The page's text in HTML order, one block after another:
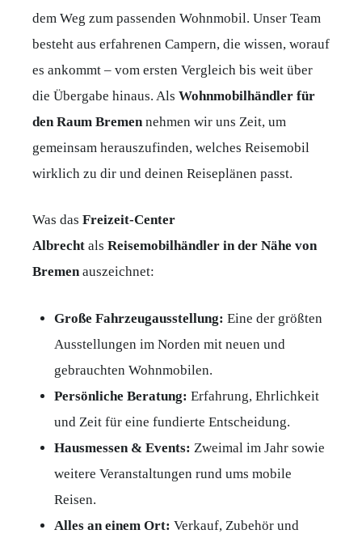
dem Weg zum passenden Wohnmobil. Unser Team
besteht aus erfahrenen Campern, die wissen, worauf
es ankommt – vom ersten Vergleich bis weit über
die Übergabe hinaus. Als Wohnmobilhändler für
den Raum Bremennehmen wir uns Zeit, um
gemeinsam herauszufinden, welches Reisemobil
wirklich zu dir und deinen Reiseplänen passt.
Was das Freizeit-Center
Albrecht als Reisemobilhändler in der Nähe von
Bremenauszeichnet:
Große Fahrzeugausstellung: Eine der größten
Ausstellungen im Norden mit neuen und
gebrauchten Wohnmobilen.
Persönliche Beratung: Erfahrung, Ehrlichkeit
und Zeit für eine fundierte Entscheidung.
Hausmessen & Events: Zweimal im Jahr sowie
weitere Veranstaltungen rund ums mobile
Reisen.
Alles an einem Ort: Verkauf, Zubehör und